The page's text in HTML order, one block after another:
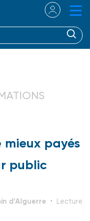
mieux payés
public
d'Alguerre
Lecture